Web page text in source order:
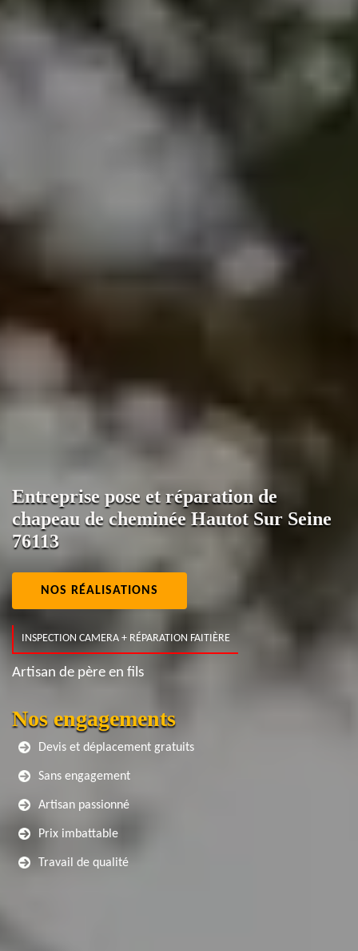
Entreprise pose et réparation de
chapeau de cheminée Hautot Sur Seine
76113
NOS RÉALISATIONS
INSPECTION CAMERA + RÉPARATION FAITIÈRE
Artisan de père en fils
Nos engagements
Devis et déplacement gratuits
Sans engagement
Artisan passionné
Prix imbattable
Travail de qualité